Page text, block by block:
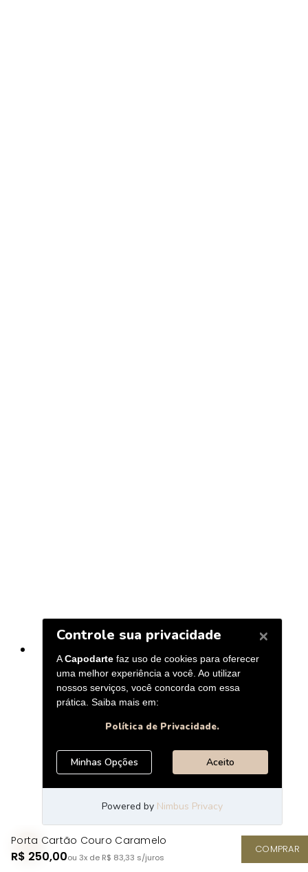
Porta Cartão Couro Caramelo
R$ 250,00ou 3x de R$ 83,33 s/juros
COMPRAR